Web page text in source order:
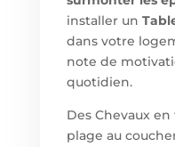
installer un
dans votre
note de
quotidien.
Des Chevaux
plage au